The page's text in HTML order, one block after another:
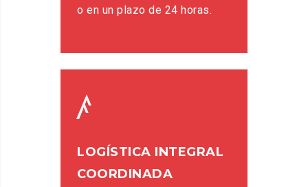
o en un plazo de 24 horas.
LOGÍSTICA INTEGRAL
COORDINADA